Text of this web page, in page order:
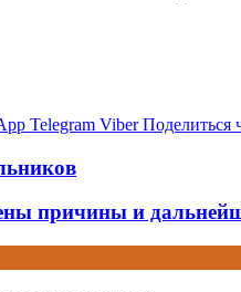
Telegram Viber Поделиться
причины и